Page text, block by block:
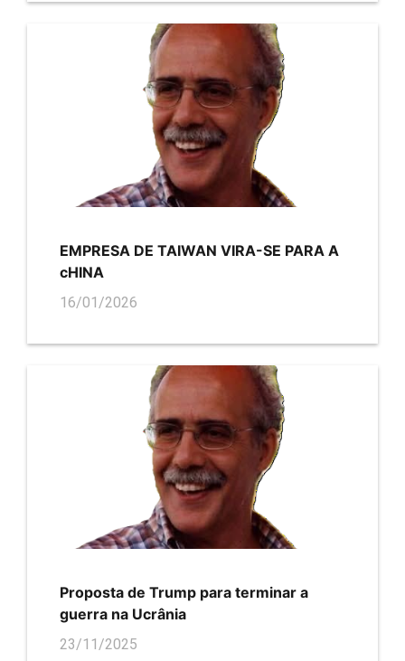
EMPRESA DE TAIWAN VIRA-SE PARA A
cHINA
16/01/2026
Proposta de Trump para terminar a
guerra na Ucrânia
23/11/2025